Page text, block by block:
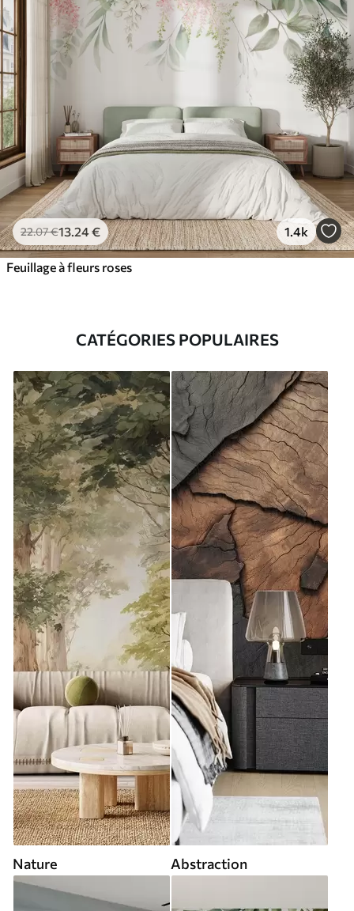
22.07€13 .24€ 1.4k
Feuillage à fleurs roses
CATÉGORIES POPULAIRES
Nature Abstraction